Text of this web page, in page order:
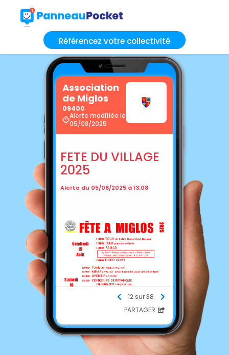
Référencez votre collectivité
Association
de Miglos
09400
Alerte modifiée le
05/08/2025
FETE DU VILLAGE
2025
Alerte du 05/08/2025 à 13:08
12 sur 38
PARTAGER